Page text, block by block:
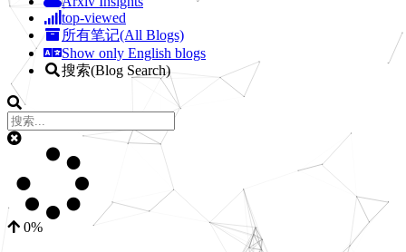
top-viewed
所有笔记(All Blogs)
Show only English blogs
搜索(Blog Search)
0%